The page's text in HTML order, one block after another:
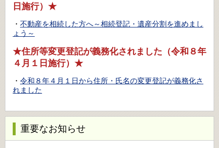
日施行）★
・ 不動産を相続した方へ～相続登記・遺産分割を進めまし
ょう～
★住所等変更登記が義務化されました（令和８年
４月１日施行）★
・ 令和８年４月１日から住所・氏名の変更登記が義務化さ
れました
重要なお知らせ